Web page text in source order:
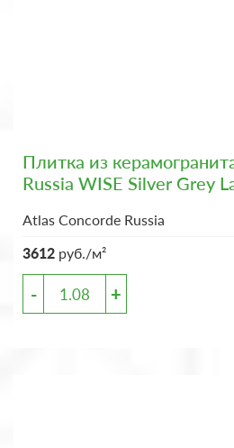
Плитка из
Russia WISE Silver Grey
Atlas Concorde Russia
3612 руб./м²
- +